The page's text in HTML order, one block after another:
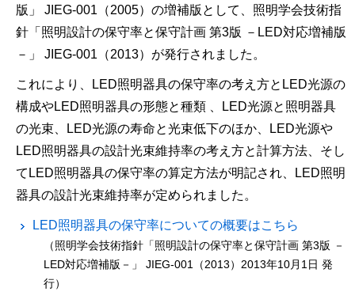
版」 JIEG-001（2005）の増補版として、照明学会技術指
針「照明設計の保守率と保守計画 第3版 －LED対応増補版
－」 JIEG-001（2013）が発行されました。
これにより、LED照明器具の保守率の考え方とLED光源の
構成やLED照明器具の形態と種類 、LED光源と照明器具
の光束、LED光源の寿命と光束低下のほか、LED光源や
LED照明器具の設計光束維持率の考え方と計算方法、そし
てLED照明器具の保守率の算定方法が明記され、LED照明
器具の設計光束維持率が定められました。
LED照明器具の保守率についての概要はこちら
（照明学会技術指針「照明設計の保守率と保守計画 第3版 －
LED対応増補版－」 JIEG-001（2013）2013年10月1日 発
行）